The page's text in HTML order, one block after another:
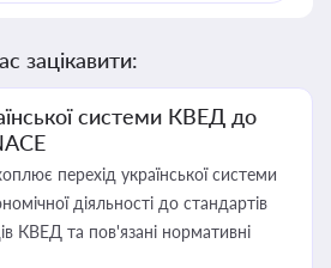
зацікавити:
системи КВЕД до
перехід української системи
діяльності до стандартів
КВЕД та пов'язані нормативні